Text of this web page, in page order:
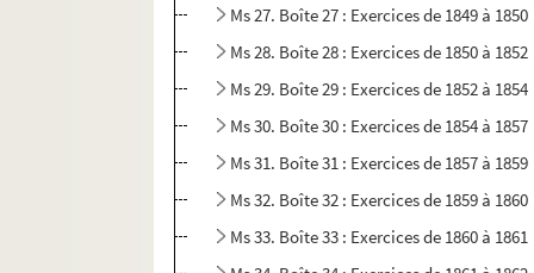
Ms 27. Boîte 27 : Exercices de 1849 à 1850
Ms 28. Boîte 28 : Exercices de 1850 à 1852
Ms 29. Boîte 29 : Exercices de 1852 à 1854
Ms 30. Boîte 30 : Exercices de 1854 à 1857
Ms 31. Boîte 31 : Exercices de 1857 à 1859
Ms 32. Boîte 32 : Exercices de 1859 à 1860
Ms 33. Boîte 33 : Exercices de 1860 à 1861